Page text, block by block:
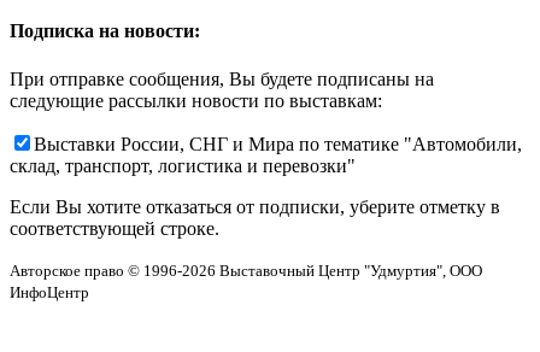
Подписка на новости:
При отправке сообщения, Вы будете подписаны на
следующие рассылки новости по выставкам:
Выставки России, СНГ и Мира по тематике "Автомобили,
склад, транспорт, логистика и перевозки"
Если Вы хотите отказаться от подписки, уберите отметку в
соответствующей строке.
Авторское право © 1996-2026 Выставочный Центр "Удмуртия", ООО
ИнфоЦентр